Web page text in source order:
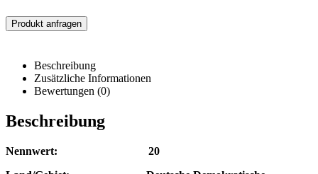
Produkt anfragen
Beschreibung
Zusätzliche Informationen
Bewertungen (0)
Beschreibung
Nennwert: 20